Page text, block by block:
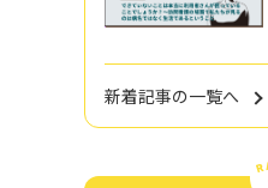
新着記事の一覧へ